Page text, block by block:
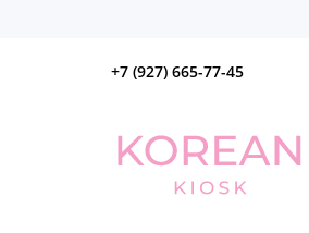
+7 (927) 665-77-45